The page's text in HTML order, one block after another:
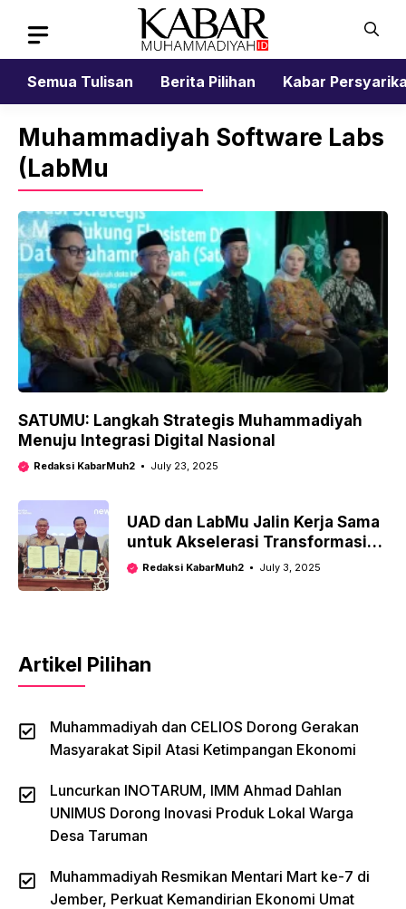
content
Semua Tulisan
Berita Pilihan Kabar
Muhammadiyah Software Labs
(LabMu
SATUMU: Langkah Strategis Muhammadiyah
Menuju Integrasi Digital Nasional
Redaksi KabarMuh2 July 23, 2025
UAD dan LabMu Jalin Kerja Sama
untuk Akselerasi Transformasi
Digital Muhammadiyah
Redaksi KabarMuh2 July 3, 2025
Artikel Pilihan
Muhammadiyah dan CELIOS Dorong Gerakan
Masyarakat Sipil Atasi Ketimpangan Ekonomi
Luncurkan INOTARUM, IMM Ahmad Dahlan
UNIMUS Dorong Inovasi Produk Lokal Warga
Desa Taruman
Muhammadiyah Resmikan Mentari Mart ke-7 di
Jember, Perkuat Kemandirian Ekonomi Umat